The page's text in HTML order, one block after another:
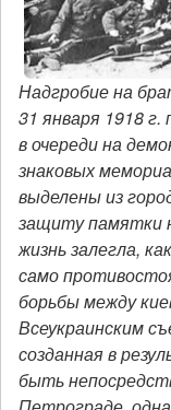
Надгробие на
31 января 1918
в очереди на
знаковых
выделены из
защиту памятки
жизнь залегла,
само
борьбы между
Всеукраинским
созданная в
быть